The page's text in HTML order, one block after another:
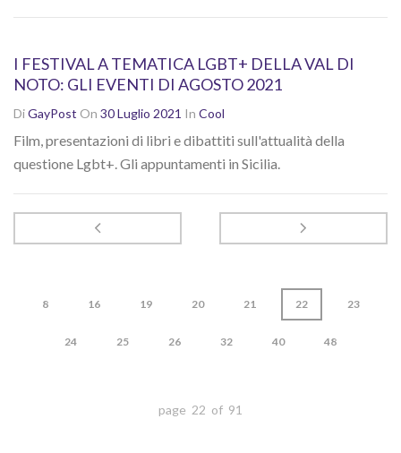
I FESTIVAL A TEMATICA LGBT+ DELLA VAL DI
NOTO: GLI EVENTI DI AGOSTO 2021
DiGayPost On 30 Luglio 2021 In Cool
Film, presentazioni di libri e dibattiti sull'attualità della
questione Lgbt+. Gli appuntamenti in Sicilia.
8 16 19 20 21 22 23
24 25 26 32 40 48
page 22 of 91